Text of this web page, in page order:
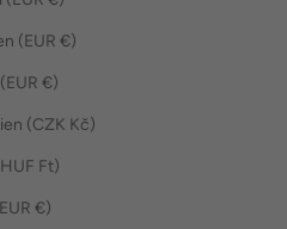
Slowenien (EUR €)
Spanien (EUR €)
Tschechien (CZK Kč)
Ungarn (HUF Ft)
Zypern (EUR €)